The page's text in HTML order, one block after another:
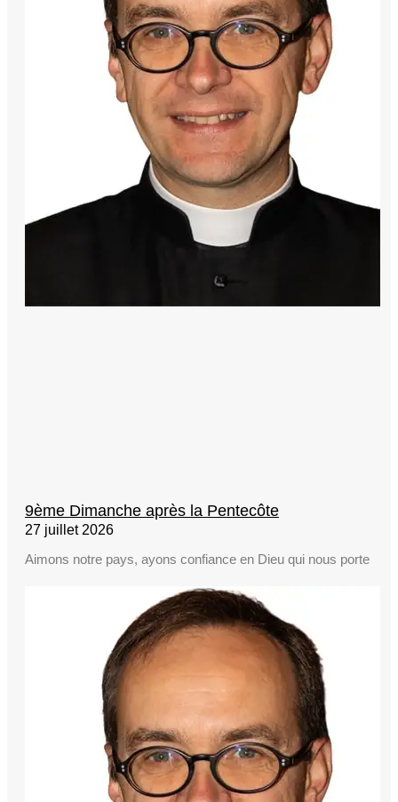
9ème Dimanche après la Pentecôte
27 juillet 2026
Aimons notre pays, ayons confiance en Dieu qui nous porte